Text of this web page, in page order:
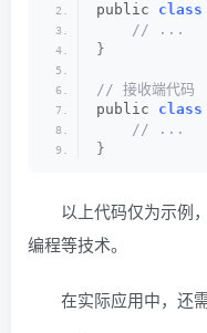
public class
// ...
}
// 接收端代码
public class
// ...
}
以上代码仅为示例
编程等技术。
在实际应用中，还